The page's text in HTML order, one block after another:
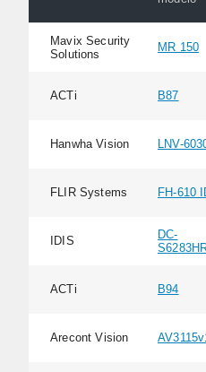
Mavix Security
Solutions
MR 150
ACTi B87
Hanwha Vision LNV-
FLIR Systems FH-610
IDIS
DC-
ACTi B94
Arecont Vision